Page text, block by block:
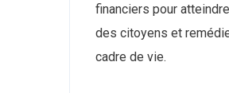
financiers pour
des citoyens et
cadre de vie.